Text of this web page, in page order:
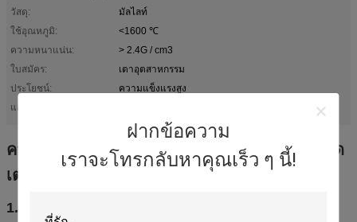
ฝากข้อความ
เราจะโทรกลับหาคุณเร็ว ๆ นี้!
วัสดุ:
มัลไลท์
ใช้อุณหภูมิ:
<1600 ℃
ความหนาแน่น:
> 2.4G / cm3
ใบสมัคร:
เตาอุตสาหกรรม
ประโยชน์:
ความแข็งแรงสูง
แสงสูง:
refractory box
ความต้านทานต่อการสึกหรอสูง Refraactory ถาด
เตาเผา Mullite สำหรับเตาเผาแบบกด
1. คำอธิบายของถาดเตาเผา Mullite